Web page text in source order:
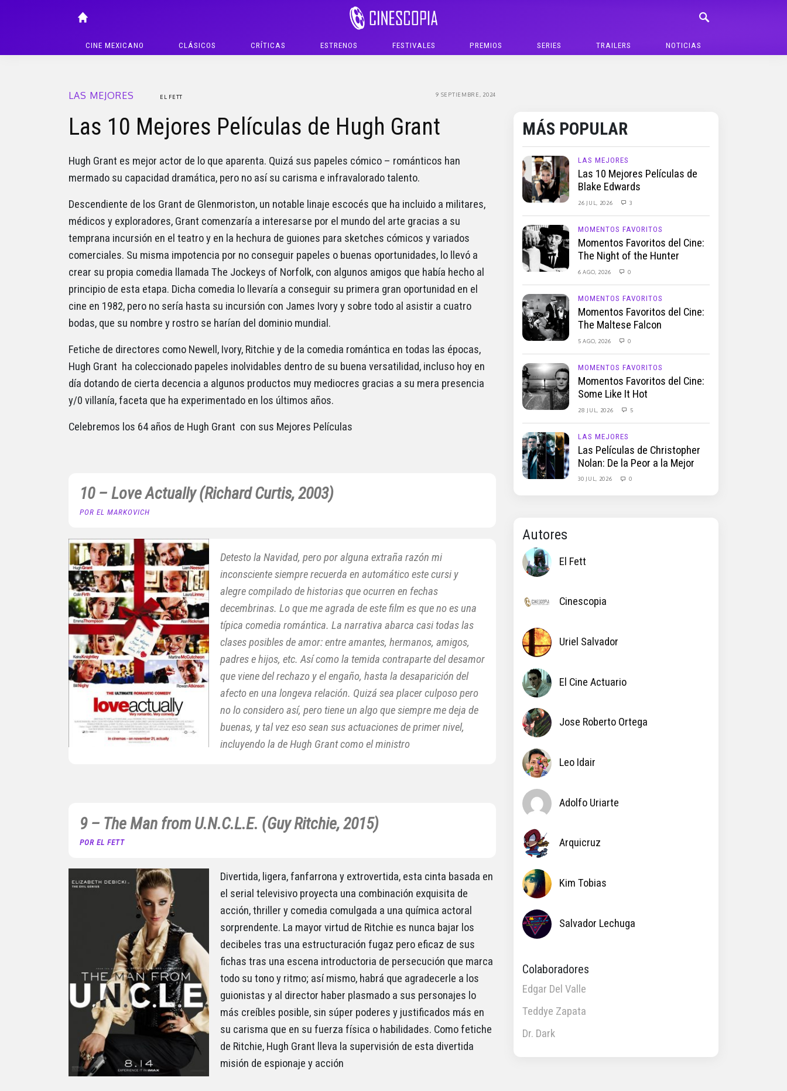
CINE MEXICANO CLÁSICOS CRÍTICAS ESTRENOS FESTIVALES PREMIOS SERIES TRAILERS NOTICIAS
LAS MEJORES 9 SEPTIEMBRE, 2024
EL FETT
Las 10 Mejores Películas de Hugh Grant
Hugh Grant es mejor actor de lo que aparenta. Quizá sus papeles cómico – románticos han
mermado su capacidad dramática, pero no así su carisma e infravalorado talento.
Descendiente de los Grant de Glenmoriston, un notable linaje escocés que ha incluido a militares,
médicos y exploradores, Grant comenzaría a interesarse por el mundo del arte gracias a su
temprana incursión en el teatro y en la hechura de guiones para sketches cómicos y variados
comerciales. Su misma impotencia por no conseguir papeles o buenas oportunidades, lo llevó a
crear su propia comedia llamada The Jockeys of Norfolk, con algunos amigos que había hecho al
principio de esta etapa. Dicha comedia lo llevaría a conseguir su primera gran oportunidad en el
cine en 1982, pero no sería hasta su incursión con James Ivory y sobre todo al asistir a cuatro
bodas, que su nombre y rostro se harían del dominio mundial.
Fetiche de directores como Newell, Ivory, Ritchie y de la comedia romántica en todas las épocas,
Hugh Grant ha coleccionado papeles inolvidables dentro de su buena versatilidad, incluso hoy en
día dotando de cierta decencia a algunos productos muy mediocres gracias a su mera presencia
y/0 villanía, faceta que ha experimentado en los últimos años.
Celebremos los 64 años de Hugh Grant con sus Mejores Películas
10 – Love Actually (Richard Curtis, 2003)
POR EL MARKOVICH
Detesto la Navidad, pero por alguna extraña razón mi
inconsciente siempre recuerda en automático este cursi y
alegre compilado de historias que ocurren en fechas
decembrinas. Lo que me agrada de este film es que no es una
típica comedia romántica. La narrativa abarca casi todas las
clases posibles de amor: entre amantes, hermanos, amigos,
padres e hijos, etc. Así como la temida contraparte del desamor
que viene del rechazo y el engaño, hasta la desaparición del
afecto en una longeva relación. Quizá sea placer culposo pero
no lo considero así, pero tiene un algo que siempre me deja de
buenas, y tal vez eso sean sus actuaciones de primer nivel,
incluyendo la de Hugh Grant como el ministro
9 – The Man from U.N.C.L.E. (Guy Ritchie, 2015)
POR EL FETT
Divertida, ligera, fanfarrona y extrovertida, esta cinta basada en
el serial televisivo proyecta una combinación exquisita de
acción, thriller y comedia comulgada a una química actoral
sorprendente. La mayor virtud de Ritchie es nunca bajar los
decibeles tras una estructuración fugaz pero eficaz de sus
fichas tras una escena introductoria de persecución que marca
todo su tono y ritmo; así mismo, habrá que agradecerle a los
guionistas y al director haber plasmado a sus personajes lo
más creíbles posible, sin súper poderes y justificados más en
su carisma que en su fuerza física o habilidades. Como fetiche
de Ritchie, Hugh Grant lleva la supervisión de esta divertida
misión de espionaje y acción
MÁS POPULAR
LAS MEJORES
Las 10 Mejores Películas de
Blake Edwards
26 JUL, 2026 3
MOMENTOS FAVORITOS
Momentos Favoritos del Cine:
The Night of the Hunter
6 AGO, 2026 0
MOMENTOS FAVORITOS
Momentos Favoritos del Cine:
The Maltese Falcon
5 AGO, 2026 0
MOMENTOS FAVORITOS
Momentos Favoritos del Cine:
Some Like It Hot
28 JUL, 2026 5
LAS MEJORES
Las Películas de Christopher
Nolan: De la Peor a la Mejor
30 JUL, 2026 0
Autores
El Fett
Cinescopia
Uriel Salvador
El Cine Actuario
Jose Roberto Ortega
Leo Idair
Adolfo Uriarte
Arquicruz
Kim Tobias
Salvador Lechuga
Colaboradores
Edgar Del Valle
Teddye Zapata
Dr. Dark